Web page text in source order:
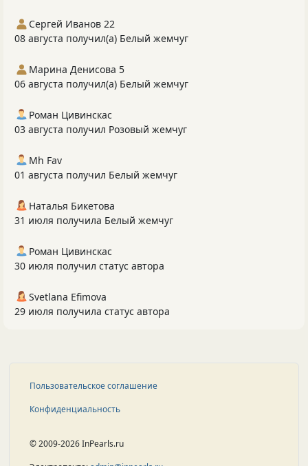
Сергей Иванов 22
08 августа получил(а) Белый жемчуг
Марина Денисова 5
06 августа получил(а) Белый жемчуг
Роман Цивинскас
03 августа получил Розовый жемчуг
Mh Fav
01 августа получил Белый жемчуг
Наталья Бикетова
31 июля получила Белый жемчуг
Роман Цивинскас
30 июля получил статус автора
Svetlana Efimova
29 июля получила статус автора
Пользовательское соглашение
Конфиденциальность
© 2009-2026 InPearls.ru